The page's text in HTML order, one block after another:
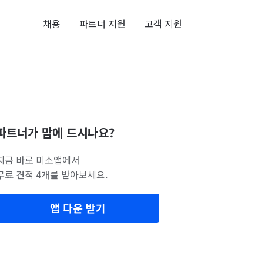
채용 파트너 지원 고객 지원
트너가 맘에 드시나요?
금 바로 미소앱에서
료 견적 4개를 받아보세요.
앱 다운 받기